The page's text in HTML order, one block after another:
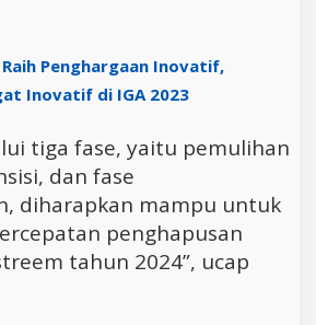
Penghargaan Inovatif,
Inovatif di IGA 2023
tiga fase, yaitu pemulihan
dan fase
diharapkan mampu untuk
penghapusan
tahun 2024”, ucap